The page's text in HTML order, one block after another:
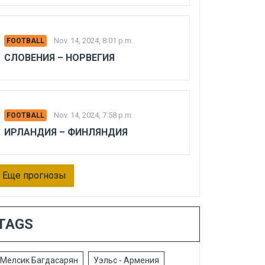
FOOTBALL Nov. 14, 2024, 8:01 p.m.
СЛОВЕНИЯ – НОРВЕГИЯ
FOOTBALL Nov. 14, 2024, 7:58 p.m.
ИРЛАНДИЯ – ФИНЛЯНДИЯ
Еще прогнозы
Мелсик Багдасарян Уэльс - Армения